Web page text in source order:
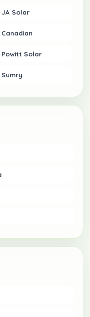
JA Solar
Canadian
Powitt Solar
Sumry